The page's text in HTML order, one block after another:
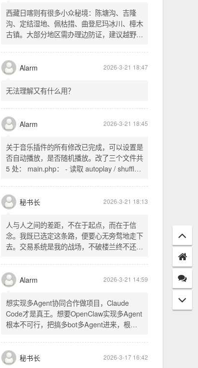
SSH 用 gost 做 HTTP+SOCKS 转换才能用
多 Agent。配置麻烦了点，设定好了后直接任
意 IP 进行 SSH 登录。畅用，值得纪念。
秘书长 2026-3-23 15:03
西藏日喀则有很多小众秘境：陈塘沟、吉隆
沟、定结湿地、佩枯措、曲登尼玛冰川、樟木
古镇。大部分地区需办理边防证，建议越野
经吉隆口岸前往加德满都，沿途风景绝美。
Alarm
无法理解又有什么用？
Alarm 2026-3-21 18:45
关于音乐插件的所有修改已完成，可以设置是
否自动播放，是否随机播放。改了三个文件共
5 处： main.php： - 读取 autoplay / shuffle
一行两个复选框（自动播放音乐 / 默认随机播
放），带配套 CSS track.php： - 在 var
playlist = [...] 后面输出 _p4zAutoplay 和
autoplay 从后端变量读取，不再硬编码 false
- shuffle 后台开启时强制随机，否则走
秘书长 2026-3-21 18:13
人与人之间的差距，不在于起点，而在于信
念。我既已选定这条路，便要心无旁骛地走下
去。交易系统是我的战场，不破楼兰终不还。
唯有目标，不可动摇。
Alarm 2026-3-21 14:59
想实现多Agent协同合作做项目，Claude
Code才是真王。想要OpenClaw实现多Agent
根本不可行，把搞多bot多Agent进来，根本